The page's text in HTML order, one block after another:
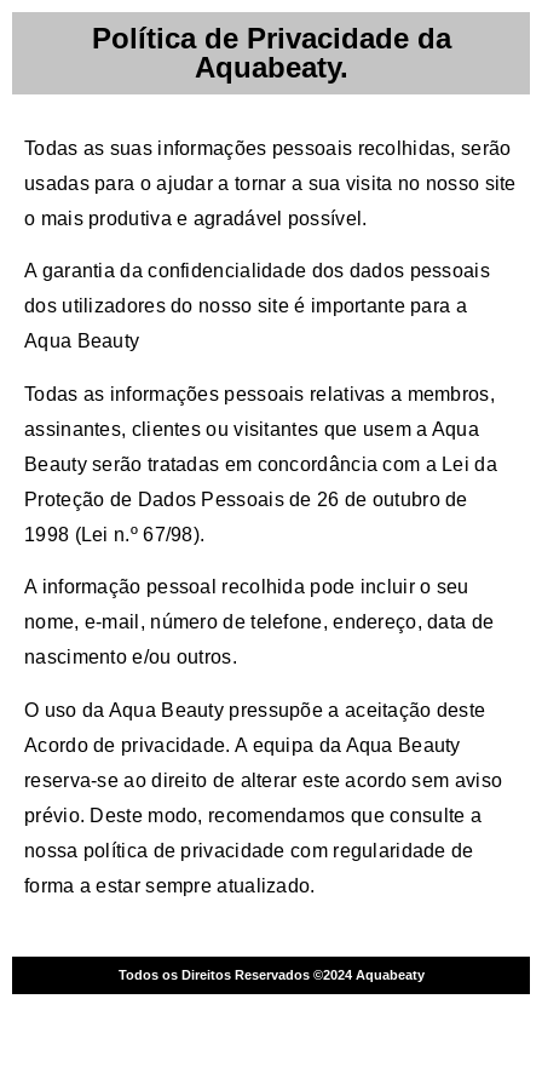
Política de Privacidade da
Aquabeaty.
Todas as suas informações pessoais recolhidas, serão
usadas para o ajudar a tornar a sua visita no nosso site
o mais produtiva e agradável possível.
A garantia da confidencialidade dos dados pessoais
dos utilizadores do nosso site é importante para a
Aqua Beauty
Todas as informações pessoais relativas a membros,
assinantes, clientes ou visitantes que usem a Aqua
Beauty serão tratadas em concordância com a Lei da
Proteção de Dados Pessoais de 26 de outubro de
1998 (Lei n.º 67/98).
A informação pessoal recolhida pode incluir o seu
nome, e-mail, número de telefone, endereço, data de
nascimento e/ou outros.
O uso da Aqua Beauty pressupõe a aceitação deste
Acordo de privacidade. A equipa da Aqua Beauty
reserva-se ao direito de alterar este acordo sem aviso
prévio. Deste modo, recomendamos que consulte a
nossa política de privacidade com regularidade de
forma a estar sempre atualizado.
Todos os Direitos Reservados ©2024 Aquabeaty